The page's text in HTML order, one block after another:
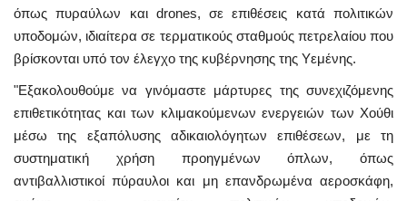
όπως πυραύλων και drones, σε επιθέσεις κατά πολιτικών
υποδομών, ιδιαίτερα σε τερματικούς σταθμούς πετρελαίου που
βρίσκονται υπό τον έλεγχο της κυβέρνησης της Υεμένης.
"Εξακολουθούμε να γινόμαστε μάρτυρες της συνεχιζόμενης
επιθετικότητας και των κλιμακούμενων ενεργειών των Χούθι
μέσω της εξαπόλυσης αδικαιολόγητων επιθέσεων, με τη
συστηματική χρήση προηγμένων όπλων, όπως
αντιβαλλιστικοί πύραυλοι και μη επανδρωμένα αεροσκάφη,